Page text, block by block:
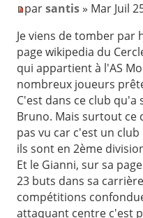
parsantis» Mar Juil
Je viens de tomber par
page wikipedia du
qui appartient à l'AS
nombreux joueurs
C'est dans ce club qu'a
Bruno. Mais surtout ce
pas vu car c'est un
ils sont en 2ème
Et le Gianni, sur sa
23 buts dans sa
compétitions
attaquant centre c'est